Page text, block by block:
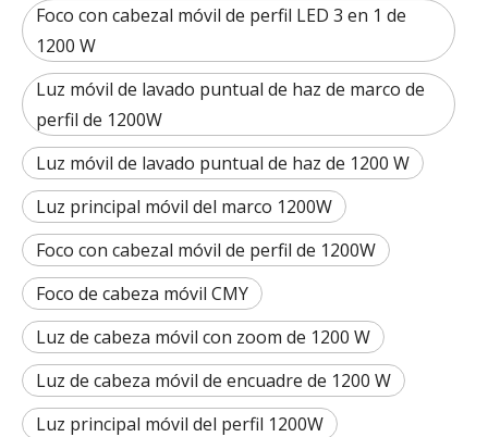
Foco con cabezal móvil de perfil LED 3 en 1 de
1200 W
Luz móvil de lavado puntual de haz de marco de
perfil de 1200W
Luz móvil de lavado puntual de haz de 1200 W
Luz principal móvil del marco 1200W
Foco con cabezal móvil de perfil de 1200W
Foco de cabeza móvil CMY
Luz de cabeza móvil con zoom de 1200 W
Luz de cabeza móvil de encuadre de 1200 W
Luz principal móvil del perfil 1200W